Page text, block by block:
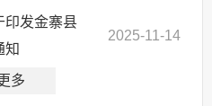
印发金寨县
知
2025-11-14
多